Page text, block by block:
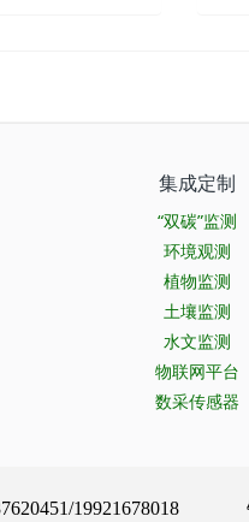
集成定制
“双碳”监测
环境观测
植物监测
土壤监测
水文监测
物联网平台
数采传感器
19921678018